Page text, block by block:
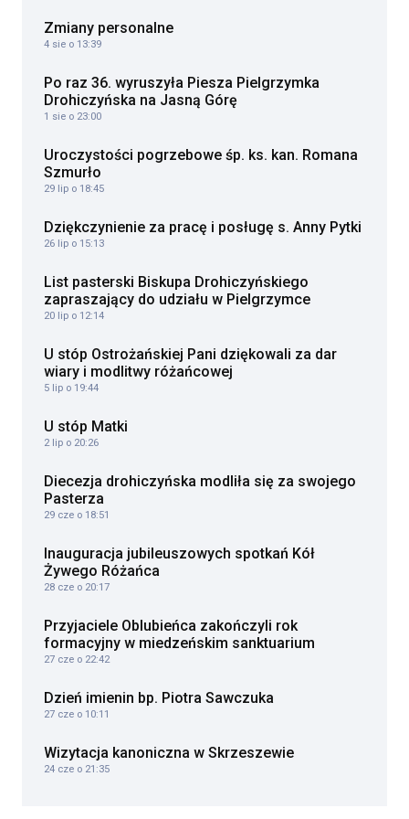
Zmiany personalne
4 sie o 13:39
Po raz 36. wyruszyła Piesza Pielgrzymka
Drohiczyńska na Jasną Górę
1 sie o 23:00
Uroczystości pogrzebowe śp. ks. kan. Romana
Szmurło
29 lip o 18:45
Dziękczynienie za pracę i posługę s. Anny Pytki
26 lip o 15:13
List pasterski Biskupa Drohiczyńskiego
zapraszający do udziału w Pielgrzymce
20 lip o 12:14
U stóp Ostrożańskiej Pani dziękowali za dar
wiary i modlitwy różańcowej
5 lip o 19:44
U stóp Matki
2 lip o 20:26
Diecezja drohiczyńska modliła się za swojego
Pasterza
29 cze o 18:51
Inauguracja jubileuszowych spotkań Kół
Żywego Różańca
28 cze o 20:17
Przyjaciele Oblubieńca zakończyli rok
formacyjny w miedzeńskim sanktuarium
27 cze o 22:42
Dzień imienin bp. Piotra Sawczuka
27 cze o 10:11
Wizytacja kanoniczna w Skrzeszewie
24 cze o 21:35